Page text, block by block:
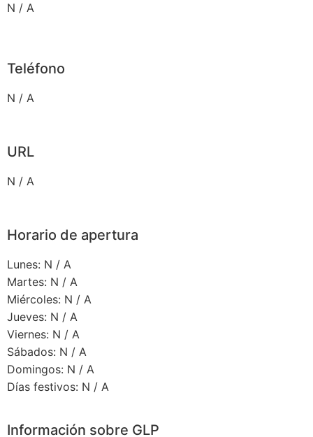
N / A
Teléfono
N / A
URL
N / A
Horario de apertura
Lunes: N / A
Martes: N / A
Miércoles: N / A
Jueves: N / A
Viernes: N / A
Sábados: N / A
Domingos: N / A
Días festivos: N / A
Información sobre GLP